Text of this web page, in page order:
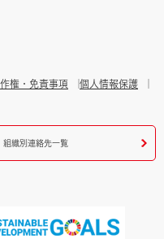
権・免責事項
個人情報保護
組織別連絡先一覧